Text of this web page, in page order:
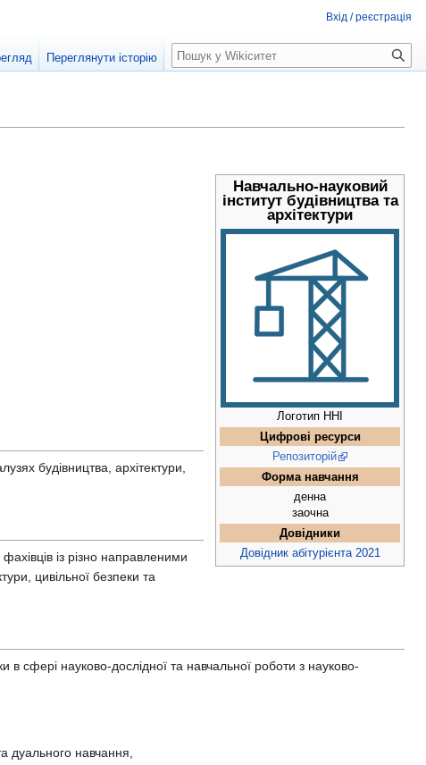
Навчально-науковий
інститут будівництва та
архітектури
Логотип ННІ
Цифрові ресурси
Репозиторій
Форма навчання
денна
заочна
Довідники
Довідник абітурієнта 2021
будівництва, архітектури,
із різно направленими
цивільної безпеки та
в сфері науково-дослідної та навчальної роботи з науково-
дуального навчання,
Вхід / реєстрація
Переглянути історію
Пошук